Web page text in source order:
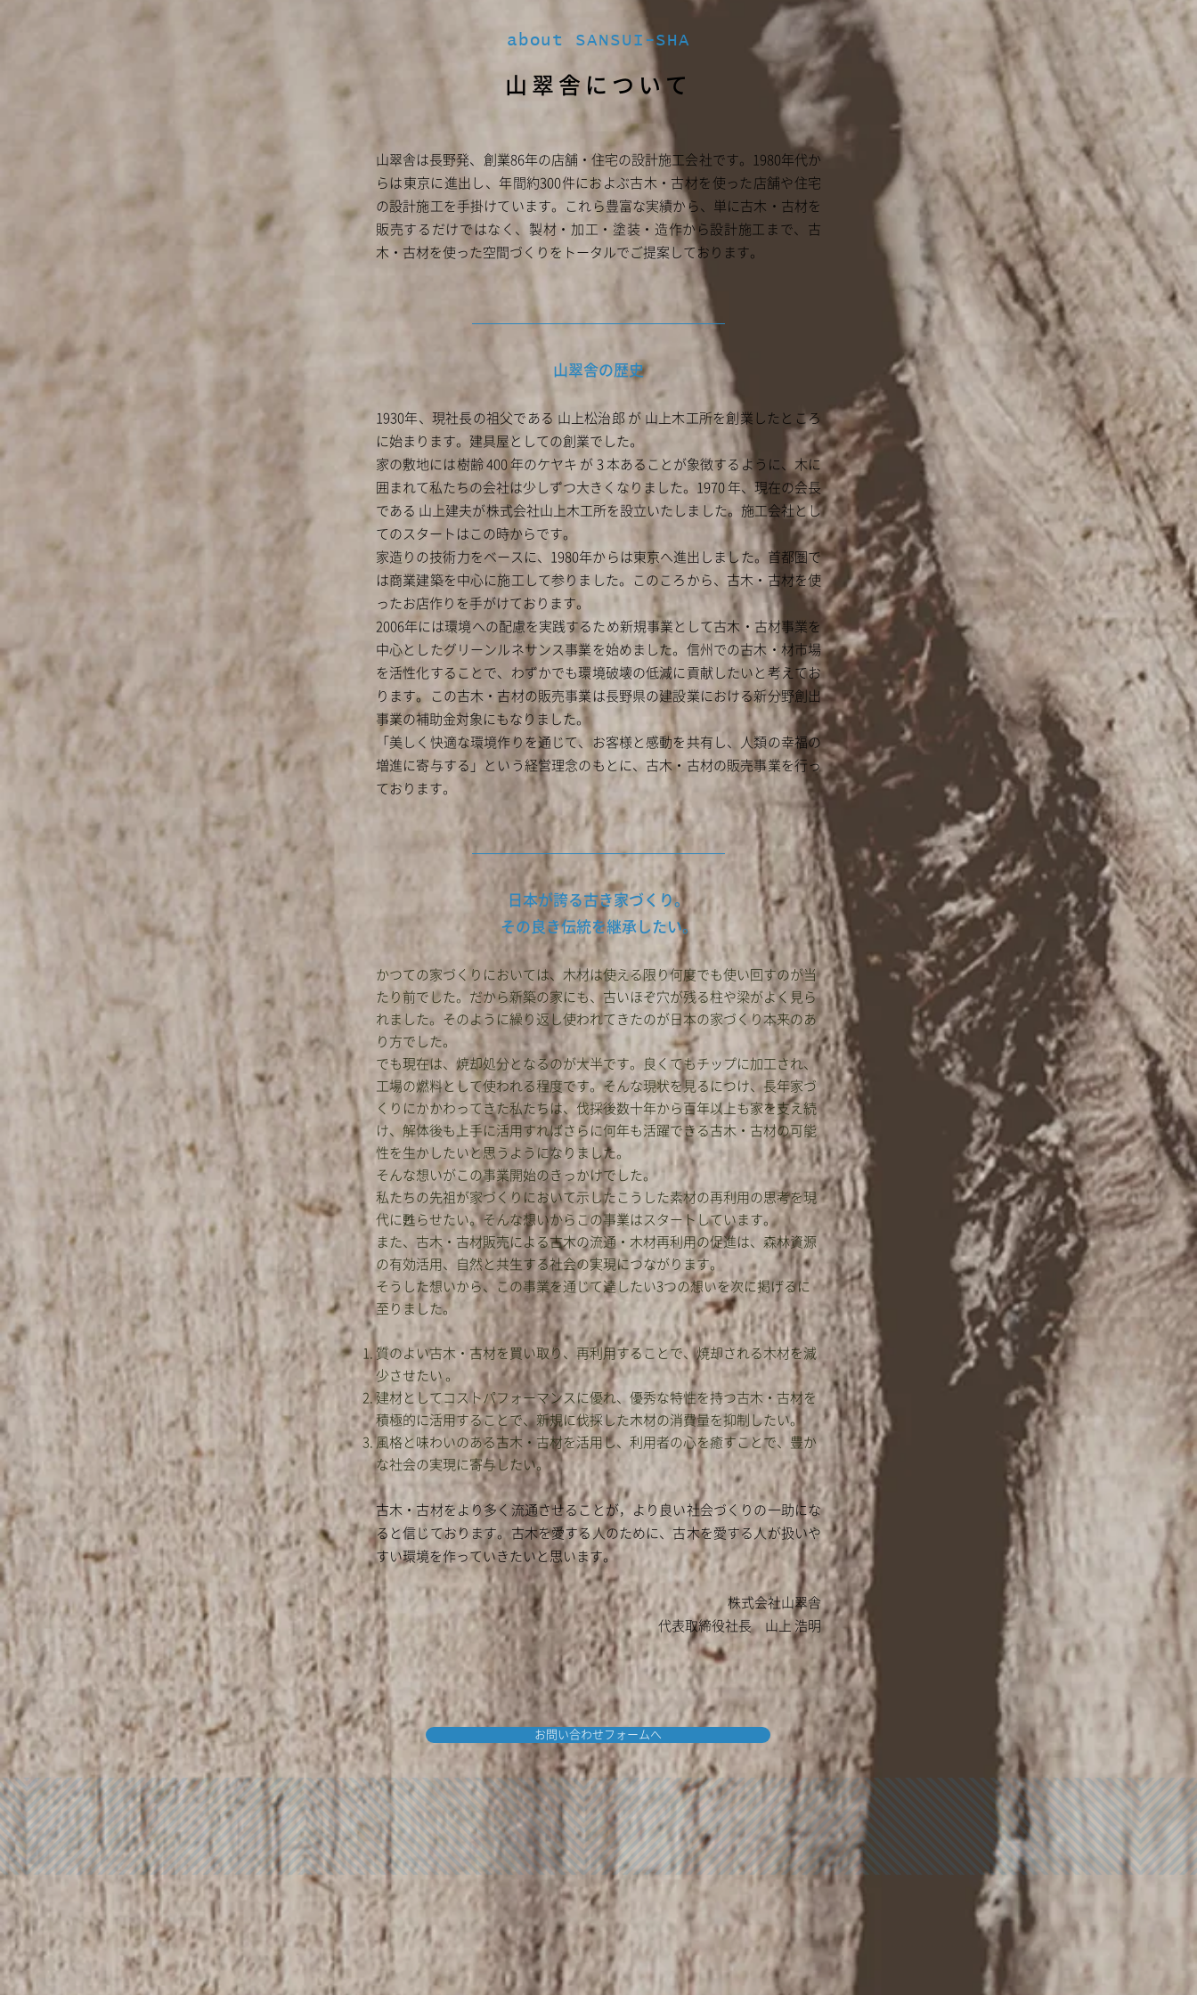
about SANSUI-SHA
山翠舎について
山翠舎は長野発、創業86年の店舗・住宅の設計施工会社です。1980年代か
らは東京に進出し、年間約300件におよぶ古木・古材を使った店舗や住宅
の設計施工を手掛けています。これら豊富な実績から、単に古木・古材を
販売するだけではなく、製材・加工・塗装・造作から設計施工まで、古
木・古材を使った空間づくりをトータルでご提案しております。
山翠舎の歴史
1930年、現社長の祖父である 山上松治郎 が 山上木工所を創業したところ
に始まります。建具屋としての創業でした。
家の敷地には樹齢 400 年のケヤキ が 3 本あることが象徴するように、木に
囲まれて私たちの会社は少しずつ大きくなりました。1970 年、現在の会長
である 山上建夫が株式会社山上木工所を設立いたしました。施工会社とし
てのスタートはこの時からです。
家造りの技術力をベースに、1980年からは東京へ進出しました。首都圏で
は商業建築を中心に施工して参りました。このころから、古木・古材を使
ったお店作りを手がけております。
2006年には環境への配慮を実践するため新規事業として古木・古材事業を
中心としたグリーンルネサンス事業を始めました。信州での古木・材市場
を活性化することで、わずかでも環境破壊の低減に貢献したいと考えてお
ります。この古木・古材の販売事業は長野県の建設業における新分野創出
事業の補助金対象にもなりました。
「美しく快適な環境作りを通じて、お客様と感動を共有し、人類の幸福の
増進に寄与する」という経営理念のもとに、古木・古材の販売事業を行っ
ております。
日本が誇る古き家づくり。
その良き伝統を継承したい。
かつての家づくりにおいては、木材は使える限り何度でも使い回すのが当
たり前でした。だから新築の家にも、古いほぞ穴が残る柱や梁がよく見ら
れました。そのように繰り返し使われてきたのが日本の家づくり本来のあ
り方でした。
でも現在は、焼却処分となるのが大半です。良くてもチップに加工され、
工場の燃料として使われる程度です。そんな現状を見るにつけ、長年家づ
くりにかかわってきた私たちは、伐採後数十年から百年以上も家を支え続
け、解体後も上手に活用すればさらに何年も活躍できる古木・古材の可能
性を生かしたいと思うようになりました。
そんな想いがこの事業開始のきっかけでした。
私たちの先祖が家づくりにおいて示したこうした素材の再利用の思考を現
代に甦らせたい。そんな想いからこの事業はスタートしています。
また、古木・古材販売による古木の流通・木材再利用の促進は、森林資源
の有効活用、自然と共生する社会の実現につながります。
そうした想いから、この事業を通じて達したい3つの想いを次に掲げるに
至りました。
質のよい古木・古材を買い取り、再利用することで、焼却される木材を減
少させたい 。
建材としてコストパフォーマンスに優れ、優秀な特性を持つ古木・古材を
積極的に活用することで、新規に伐採した木材の消費量を抑制したい。
風格と味わいのある古木・古材を活用し、利用者の心を癒すことで、豊か
な社会の実現に寄与したい。
古木・古材をより多く流通させることが，より良い社会づくりの一助にな
ると信じております。古木を愛する人のために、古木を愛する人が扱いや
すい環境を作っていきたいと思います。
株式会社山翠舎
代表取締役社長 山上 浩明
お問い合わせフォームへ